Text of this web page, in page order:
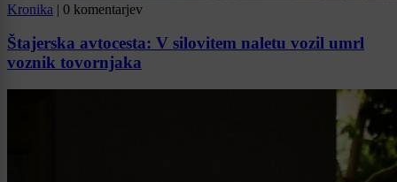
Kronika | 0 komentarjev
Štajerska avtocesta: V silovitem naletu vozil umrl
voznik tovornjaka